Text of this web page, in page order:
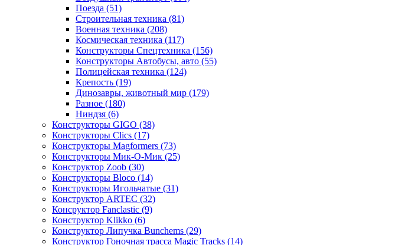
Поезда (51)
Строительная техника (81)
Военная техника (208)
Космическая техника (117)
Конструкторы Спецтехника (156)
Конструкторы Автобусы, авто (55)
Полицейская техника (124)
Крепость (19)
Динозавры, животный мир (179)
Разное (180)
Ниндзя (6)
Конструкторы GIGO (38)
Конструкторы Clics (17)
Конструкторы Magformers (73)
Конструкторы Мик-О-Мик (25)
Конструктор Zoob (30)
Конструкторы Bloco (14)
Конструкторы Игольчатые (31)
Конструктор ARTEC (32)
Консруктор Fanclastic (9)
Конструктор Klikko (6)
Конструктор Липучка Bunchems (29)
Конструктор Гоночная трасса Magic Tracks (14)